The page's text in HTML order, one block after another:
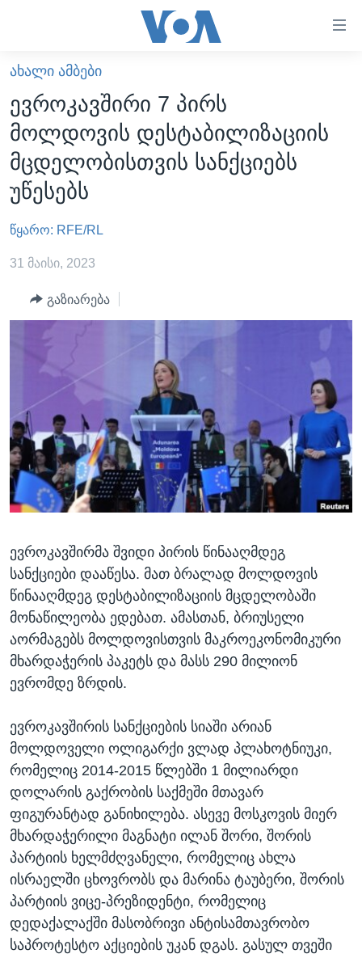
ხელმისაწვდომობისთვის
გადადით
მთავარზე
გადადით
მთავარ
ნავიგაციაზე
გადადით
ძიებაზე
ᲐᲮᲐᲚᲘ ᲐᲛᲑᲔᲑᲘ
ᲡᲐᲥᲐᲠᲗᲕᲔᲚᲝ
ᲐᲨᲨ
ᲐᲨᲨ-ᲘᲡ ᲐᲠᲩᲔᲕᲜᲔᲑᲘ 2024
ᲛᲡᲝᲤᲚᲘᲝ
ᲕᲘᲓᲔᲝᲔᲑᲘ
ᲒᲐᲓᲐᲪᲔᲛᲔᲑᲘ
ᲕᲐᲨᲘᲜᲒᲢᲝᲜᲘ ᲓᲦᲔᲡ
ᲮᲔᲓᲕᲐ ᲕᲐᲨᲘᲜᲒᲢᲝᲜᲘᲓᲐᲜ
ᲡᲢᲣᲓᲘᲐ ᲕᲐᲨᲘᲜᲒᲢᲝᲜᲘ
ᲡᲮᲕᲐ ᲡᲘᲐᲮᲚᲔᲔᲑᲘ
ᲞᲝᲚᲘᲢᲘᲙᲐ
ᲔᲙᲝᲜᲝᲛᲘᲙᲐ
ᲯᲐᲜᲛᲠᲗᲔᲚᲝᲑᲐ
ᲛᲔᲪᲜᲘᲔᲠᲔᲑᲐ
ᲘᲜᲢᲔᲠᲕᲘᲣ
ᲙᲣᲚᲢᲣᲠᲐ
ᲓᲔᲖᲘᲜᲤᲝᲠᲛᲐᲪᲘᲐ
ᲠᲣᲡᲔᲗᲘᲡ ᲨᲔᲭᲠᲐ ᲣᲙᲠᲐᲘᲜᲐᲨᲘ
Learning English
ᲗᲕᲐᲚᲘ ᲒᲕᲐᲓᲔᲕᲜᲔᲗ
ენები
ᲐᲮᲐᲚᲘ ᲐᲛᲑᲔᲑᲘ
ევროკავშირი 7 პირს
მოლდოვის დესტაბილიზაციის
მცდელობისთვის სანქციებს
უწესებს
წყარო: RFE/RL
31 მაისი, 2023
გაზიარება
ევროკავშირმა შვიდი პირის წინააღმდეგ
სანქციები დააწესა. მათ ბრალად მოლდოვის
წინააღმდეგ დესტაბილიზაციის მცდელობაში
მონაწილეობა ედებათ. ამასთან, ბრიუსელი
აორმაგებს მოლდოვისთვის მაკროეკონომიკური
მხარდაჭერის პაკეტს და მასს 290 მილიონ
ევრომდე ზრდის.
ევროკავშირის სანქციების სიაში არიან
მოლდოველი ოლიგარქი ვლად პლახოტნიუკი,
რომელიც 2014-2015 წლებში 1 მილიარდი
დოლარის გაქრობის საქმეში მთავარ
ფიგურანტად განიხილება. ასევე მოსკოვის მიერ
მხარდაჭერილი მაგნატი ილან შორი, შორის
პარტიის ხელმძღვანელი, რომელიც ახლა
ისრაელში ცხოვრობს და მარინა ტაუბერი, შორის
პარტიის ვიცე-პრეზიდენტი, რომელიც
დედაქალაქში მასობრივი ანტისამთავრობო
საპროტესტო აქციების უკან დგას. გასულ თვეში